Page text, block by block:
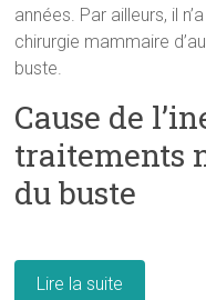
années. Par ailleurs, il
chirurgie mammaire
buste.
Cause de
traitements
du buste
Lire la suite